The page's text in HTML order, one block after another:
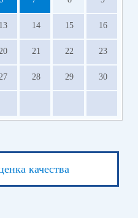
13 14 15 16
21 22 23
28 29 30
качества